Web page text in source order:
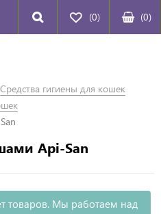
(0) (0)
Средства гигиены для кошек
Api-San
товаров. Мы работаем над